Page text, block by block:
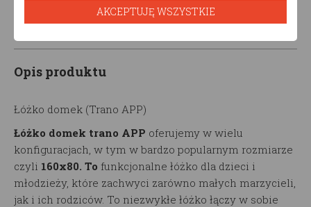
Opis produktu
Łóżko domek (Trano APP)
Łóżko domek trano APP oferujemy w wielu
konfiguracjach, w tym w bardzo popularnym rozmiarze
czyli 160x80. To funkcjonalne łóżko dla dzieci i
młodzieży, które zachwyci zarówno małych marzycieli,
jak i ich rodziców. To niezwykłe łóżko łączy w sobie
AKCEPTUJĘ WSZYSTKIE